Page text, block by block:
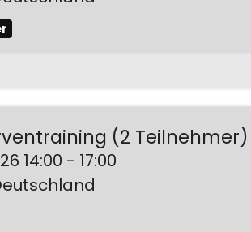
(2 Teilnehmer)
14:00 - 17:00